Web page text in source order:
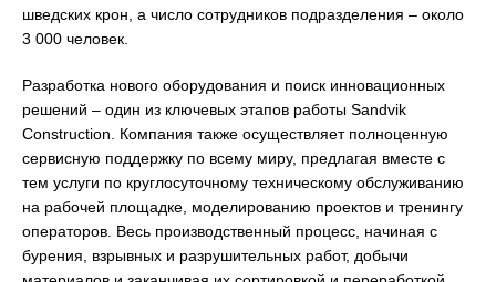
шведских крон, а число сотрудников подразделения – около
3 000 человек.
Разработка нового оборудования и поиск инновационных
решений – один из ключевых этапов работы Sandvik
Construction. Компания также осуществляет полноценную
сервисную поддержку по всему миру, предлагая вместе с
тем услуги по круглосуточному техническому обслуживанию
на рабочей площадке, моделированию проектов и тренингу
операторов. Весь производственный процесс, начиная с
бурения, взрывных и разрушительных работ, добычи